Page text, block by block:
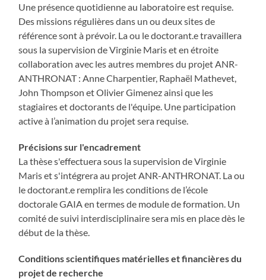
Une présence quotidienne au laboratoire est requise.
Des missions régulières dans un ou deux sites de
référence sont à prévoir. La ou le doctorant.e travaillera
sous la supervision de Virginie Maris et en étroite
collaboration avec les autres membres du projet ANR-
ANTHRONAT : Anne Charpentier, Raphaël Mathevet,
John Thompson et Olivier Gimenez ainsi que les
stagiaires et doctorants de l'équipe. Une participation
active à l’animation du projet sera requise.
Précisions sur l'encadrement
La thèse s'effectuera sous la supervision de Virginie
Maris et s'intégrera au projet ANR-ANTHRONAT. La ou
le doctorant.e remplira les conditions de l’école
doctorale GAIA en termes de module de formation. Un
comité de suivi interdisciplinaire sera mis en place dès le
début de la thèse.
Conditions scientifiques matérielles et financières du
projet de recherche